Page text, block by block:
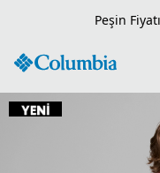
Peşin